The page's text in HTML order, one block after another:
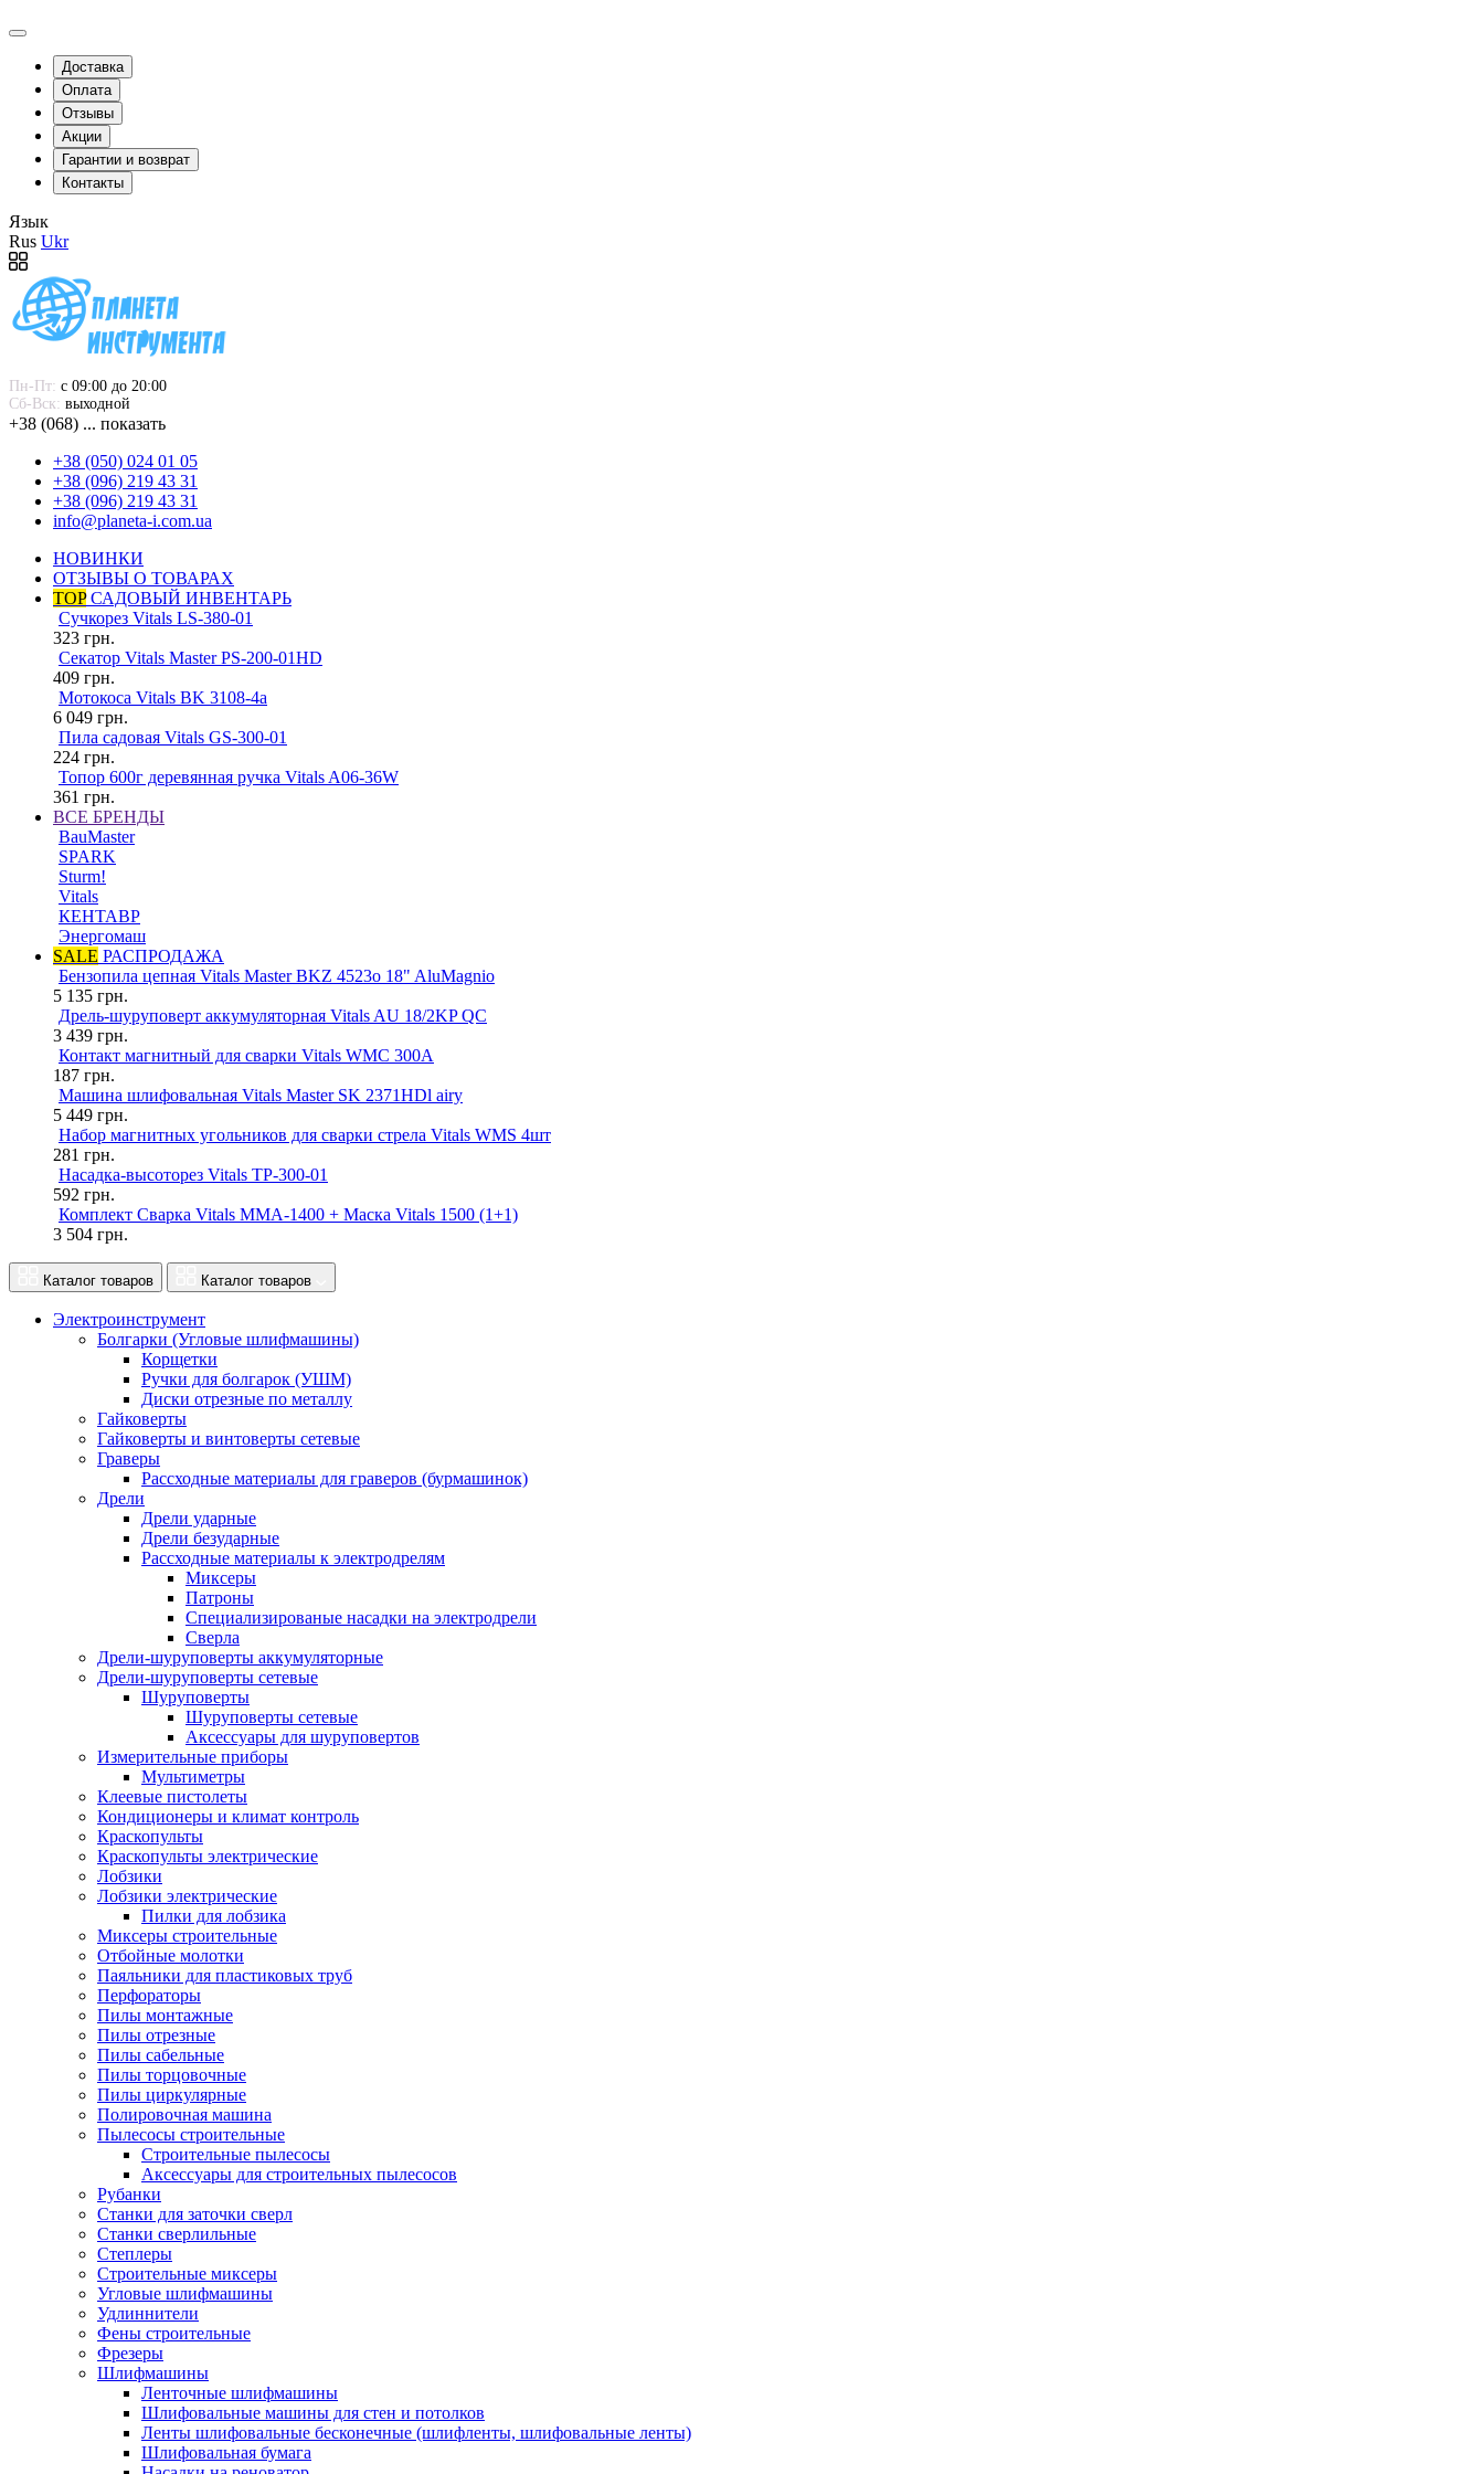
Доставка
Оплата
Отзывы
Акции
Гарантии и возврат
Контакты
Язык
Rus Ukr
Пн-Пт: с 09:00 до 20:00
Сб-Вск: выходной
+38 (068) ... показать
+38 (050) 024 01 05
+38 (096) 219 43 31
+38 (096) 219 43 31
info@planeta-i.com.ua
НОВИНКИ
ОТЗЫВЫ О ТОВАРАХ
TOPСАДОВЫЙ ИНВЕНТАРЬ
Сучкорез Vitals LS-380-01
323 грн.
Секатор Vitals Master PS-200-01HD
409 грн.
Мотокоса Vitals BK 3108-4a
6 049 грн.
Пила садовая Vitals GS-300-01
224 грн.
Топор 600г деревянная ручка Vitals A06-36W
361 грн.
ВСЕ БРЕНДЫ
BauMaster
SPARK
Sturm!
Vitals
КЕНТАВР
Энергомаш
SALE РАСПРОДАЖА
Бензопила цепная Vitals Master BKZ 4523o 18" AluMagnio
5 135 грн.
Дрель-шуруповерт аккумуляторная Vitals AU 18/2KP QC
3 439 грн.
Контакт магнитный для сварки Vitals WMC 300A
187 грн.
Машина шлифовальная Vitals Master SK 2371HDl airy
5 449 грн.
Набор магнитных угольников для сварки стрела Vitals WMS 4шт
281 грн.
Насадка-высоторез Vitals TP-300-01
592 грн.
Комплект Сварка Vitals MMA-1400 + Маска Vitals 1500 (1+1)
3 504 грн.
Каталог товаров Каталог товаров
Электроинструмент
Болгарки (Угловые шлифмашины)
Корщетки
Ручки для болгарок (УШМ)
Диски отрезные по металлу
Гайковерты
Гайковерты и винтоверты сетевые
Граверы
Рассходные материалы для граверов (бурмашинок)
Дрели
Дрели ударные
Дрели безударные
Рассходные материалы к электродрелям
Миксеры
Патроны
Специализированые насадки на электродрели
Сверла
Дрели-шуруповерты аккумуляторные
Дрели-шуруповерты сетевые
Шуруповерты
Шуруповерты сетевые
Аксессуары для шуруповертов
Измерительные приборы
Мультиметры
Клеевые пистолеты
Кондиционеры и климат контроль
Краскопульты
Краскопульты электрические
Лобзики
Лобзики электрические
Пилки для лобзика
Миксеры строительные
Отбойные молотки
Паяльники для пластиковых труб
Перфораторы
Пилы монтажные
Пилы отрезные
Пилы сабельные
Пилы торцовочные
Пилы циркулярные
Полировочная машина
Пылесосы строительные
Строительные пылесосы
Аксессуары для строительных пылесосов
Рубанки
Станки для заточки сверл
Станки сверлильные
Степлеры
Строительные миксеры
Угловые шлифмашины
Удлиннители
Фены строительные
Фрезеры
Шлифмашины
Ленточные шлифмашины
Шлифовальные машины для стен и потолков
Ленты шлифовальные бесконечные (шлифленты, шлифовальные ленты)
Шлифовальная бумага